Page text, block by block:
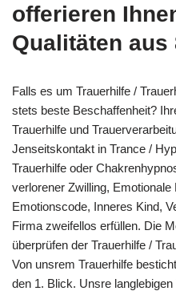
offerieren
Qualitäten aus
Falls es um Trauerhilfe /
stets beste Beschaffenheit?
Trauerhilfe und
Jenseitskontakt in Trance /
Trauerhilfe oder
verlorener Zwilling,
Emotionscode, Inneres Kind,
Firma zweifellos erfüllen. Die
überprüfen der Trauerhilfe /
Von unsrem Trauerhilfe
den 1. Blick. Unsre